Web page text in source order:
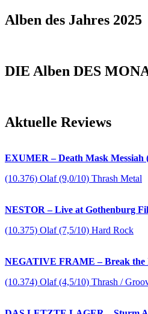
Alben des Jahres 2025
DIE Alben DES
Aktuelle Reviews
EXUMER – Death Mask Messiah
(10.376) Olaf (9,0/10) Thrash Metal
NESTOR – Live at Gothenburg
(10.375) Olaf (7,5/10) Hard Rock
NEGATIVE FRAME – Break the
(10.374) Olaf (4,5/10) Thrash /